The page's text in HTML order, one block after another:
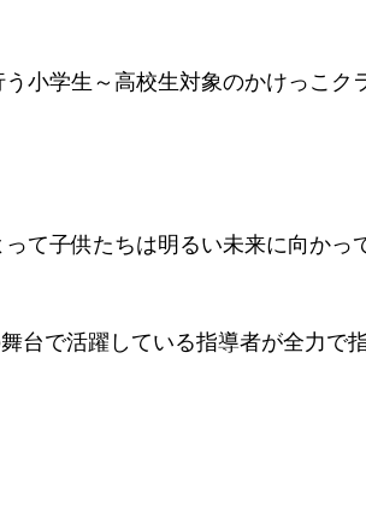
小学生～高校生対象のかけっこク
て子供たちは明るい未来に向かっ
台で活躍している指導者が​全力で